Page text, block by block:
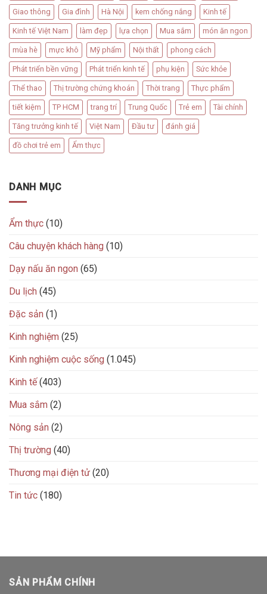
Giao thông Gia đình Hà Nội kem chống nắng Kinh tế
Kinh tế Việt Nam làm đẹp lựa chọn Mua sắm món ăn ngon
mùa hè mực khô Mỹ phẩm Nội thất phong cách
Phát triển bền vững Phát triển kinh tế phụ kiện Sức khỏe
Thể thao Thị trường chứng khoán Thời trang Thực phẩm
tiết kiệm TP HCM trang trí Trung Quốc Trẻ em Tài chính
Tăng trưởng kinh tế Việt Nam Đầu tư đánh giá
đồ chơi trẻ em Ẩm thực
DANH MỤC
Ẩm thực (10)
Câu chuyện khách hàng (10)
Dạy nấu ăn ngon (65)
Du lịch (45)
Đặc sản (1)
Kinh nghiệm (25)
Kinh nghiệm cuộc sống (1.045)
Kinh tế(403)
Mua sắm (2)
Nông sản (2)
Thị trường (40)
Thương mại điện tử (20)
Tin tức (180)
SẢN PHẨM CHÍNH